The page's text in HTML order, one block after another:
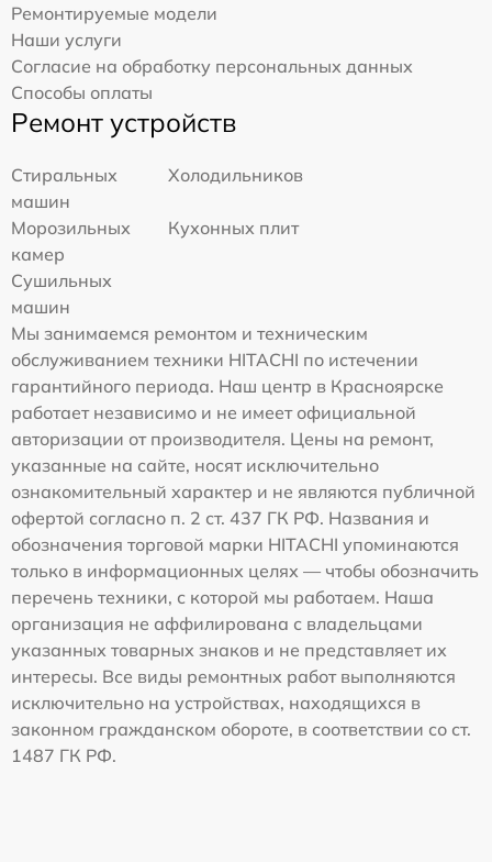
Ремонтируемые модели
Наши услуги
Согласие на обработку персональных данных
Способы оплаты
Ремонт устройств
Стиральных
машин
Холодильников
Морозильных
камер
Кухонных плит
Сушильных
машин
Мы занимаемся ремонтом и техническим
обслуживанием техники HITACHI по истечении
гарантийного периода. Наш центр в Красноярске
работает независимо и не имеет официальной
авторизации от производителя. Цены на ремонт,
указанные на сайте, носят исключительно
ознакомительный характер и не являются публичной
офертой согласно п. 2 ст. 437 ГК РФ. Названия и
обозначения торговой марки HITACHI упоминаются
только в информационных целях — чтобы обозначить
перечень техники, с которой мы работаем. Наша
организация не аффилирована с владельцами
указанных товарных знаков и не представляет их
интересы. Все виды ремонтных работ выполняются
исключительно на устройствах, находящихся в
законном гражданском обороте, в соответствии со ст.
1487 ГК РФ.